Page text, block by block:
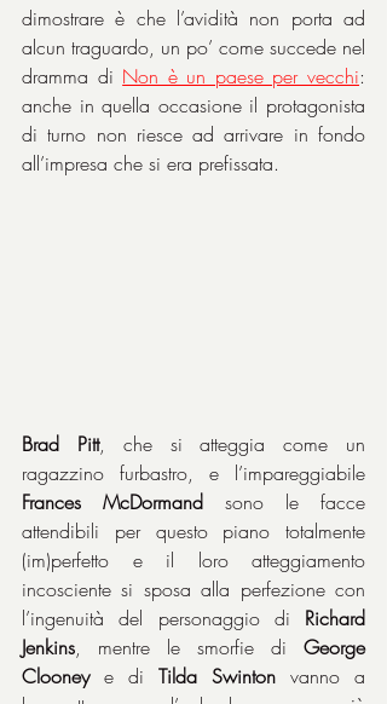
dimostrare è che l’avidità non porta ad
alcun traguardo, un po’ come succede nel
dramma di Non è un paese per vecchi:
anche in quella occasione il protagonista
di turno non riesce ad arrivare in fondo
all’impresa che si era prefissata.
Brad Pitt, che si atteggia come un
Frances McDormand sono le facce
attendibili per questo piano totalmente
(im)perfetto e il loro atteggiamento
incosciente si sposa alla perfezione con
l’ingenuità del personaggio di Richard
Jenkins, mentre le smorfie di George
Clooney e di Tilda Swinton vanno a